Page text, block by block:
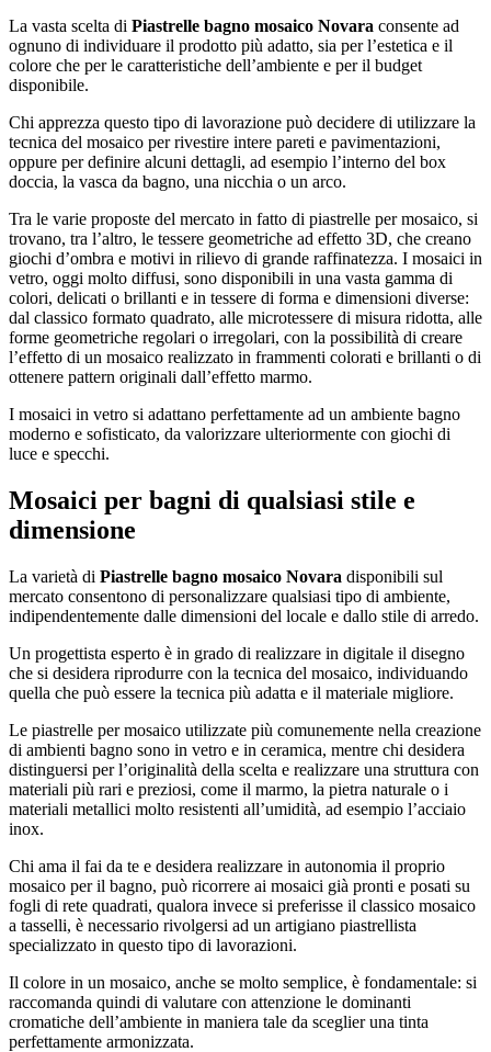
La vasta scelta di Piastrelle bagno mosaico Novara consente ad
ognuno di individuare il prodotto più adatto, sia per l’estetica e il
colore che per le caratteristiche dell’ambiente e per il budget
disponibile.
Chi apprezza questo tipo di lavorazione può decidere di utilizzare la
tecnica del mosaico per rivestire intere pareti e pavimentazioni,
oppure per definire alcuni dettagli, ad esempio l’interno del box
doccia, la vasca da bagno, una nicchia o un arco.
Tra le varie proposte del mercato in fatto di piastrelle per mosaico, si
trovano, tra l’altro, le tessere geometriche ad effetto 3D, che creano
giochi d’ombra e motivi in rilievo di grande raffinatezza. I mosaici in
vetro, oggi molto diffusi, sono disponibili in una vasta gamma di
colori, delicati o brillanti e in tessere di forma e dimensioni diverse:
dal classico formato quadrato, alle microtessere di misura ridotta, alle
forme geometriche regolari o irregolari, con la possibilità di creare
l’effetto di un mosaico realizzato in frammenti colorati e brillanti o di
ottenere pattern originali dall’effetto marmo.
I mosaici in vetro si adattano perfettamente ad un ambiente bagno
moderno e sofisticato, da valorizzare ulteriormente con giochi di
luce e specchi.
Mosaici per bagni di qualsiasi stile e
dimensione
La varietà di Piastrelle bagno mosaico Novara disponibili sul
mercato consentono di personalizzare qualsiasi tipo di ambiente,
indipendentemente dalle dimensioni del locale e dallo stile di arredo.
Un progettista esperto è in grado di realizzare in digitale il disegno
che si desidera riprodurre con la tecnica del mosaico, individuando
quella che può essere la tecnica più adatta e il materiale migliore.
Le piastrelle per mosaico utilizzate più comunemente nella creazione
di ambienti bagno sono in vetro e in ceramica, mentre chi desidera
distinguersi per l’originalità della scelta e realizzare una struttura con
materiali più rari e preziosi, come il marmo, la pietra naturale o i
materiali metallici molto resistenti all’umidità, ad esempio l’acciaio
inox.
Chi ama il fai da te e desidera realizzare in autonomia il proprio
mosaico per il bagno, può ricorrere ai mosaici già pronti e posati su
fogli di rete quadrati, qualora invece si preferisse il classico mosaico
a tasselli, è necessario rivolgersi ad un artigiano piastrellista
specializzato in questo tipo di lavorazioni.
Il colore in un mosaico, anche se molto semplice, è fondamentale: si
raccomanda quindi di valutare con attenzione le dominanti
cromatiche dell’ambiente in maniera tale da sceglier una tinta
perfettamente armonizzata.